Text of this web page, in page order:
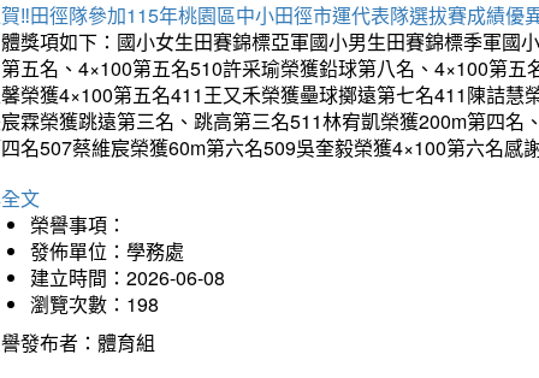
‼️田徑隊參加115年桃園區中小田徑市運代表隊選拔賽成績優
獎項如下：國小女生田賽錦標亞軍國小男生田賽錦標季軍國
五名、4×100第五名510許采瑜榮獲鉛球第八名、4×100第
榮獲4×100第五名411王又禾榮獲壘球擲遠第七名411陳詰
霖榮獲跳遠第三名、跳高第三名511林宥凱榮獲200m第四
名507蔡維宸榮獲60m第六名509吳奎毅榮獲4×100第六名
文
榮譽事項：
發佈單位：學務處
建立時間：2026-06-08
瀏覽次數：198
發布者：體育組